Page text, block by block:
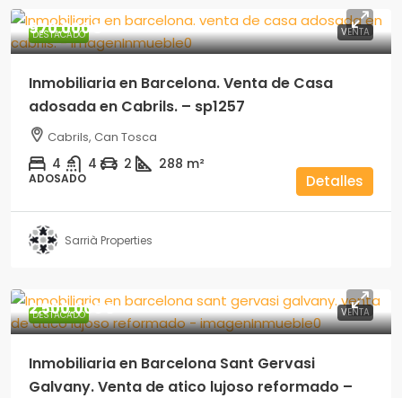
DESTACADO VENTA
970.000€
Inmobiliaria en Barcelona. Venta de Casa
adosada en Cabrils. – sp1257
Cabrils, Can Tosca
4 4 2 288 m²
ADOSADO Detalles
Sarrià Properties
DESTACADO VENTA
2.500.000€
Inmobiliaria en Barcelona Sant Gervasi
Galvany. Venta de atico lujoso reformado –